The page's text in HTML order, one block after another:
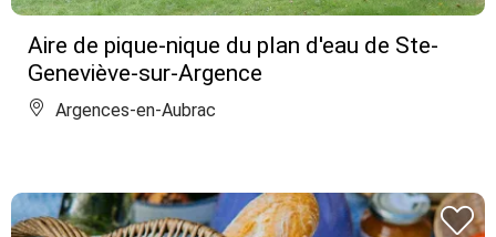
Aire de pique-nique du plan d'eau de Ste-
Geneviève-sur-Argence
Argences-en-Aubrac